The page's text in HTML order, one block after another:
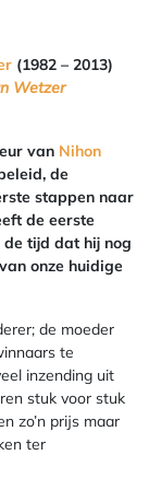
(1982 – 2013)
Wetzer
van Nihon
de
stappen naar
de eerste
tijd dat hij nog
onze huidige
de moeder
te
inzending uit
stuk voor stuk
zo’n prijs maar
ter